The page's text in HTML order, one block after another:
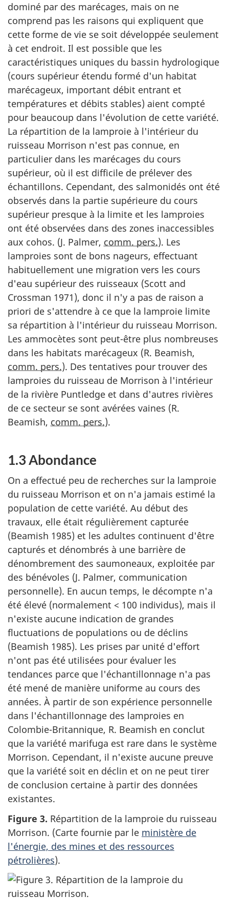
dominé par des marécages, mais on ne
comprend pas les raisons qui expliquent que
cette forme de vie se soit développée seulement
à cet endroit. Il est possible que les
caractéristiques uniques du bassin hydrologique
(cours supérieur étendu formé d'un habitat
marécageux, important débit entrant et
températures et débits stables) aient compté
pour beaucoup dans l'évolution de cette variété.
La répartition de la lamproie à l'intérieur du
ruisseau Morrison n'est pas connue, en
particulier dans les marécages du cours
supérieur, où il est difficile de prélever des
échantillons. Cependant, des salmonidés ont été
observés dans la partie supérieure du cours
supérieur presque à la limite et les lamproies
ont été observées dans des zones inaccessibles
aux cohos. (J. Palmer, comm. pers.). Les
lamproies sont de bons nageurs, effectuant
habituellement une migration vers les cours
d'eau supérieur des ruisseaux (Scott and
Crossman 1971), donc il n'y a pas de raison a
priori de s'attendre à ce que la lamproie limite
sa répartition à l'intérieur du ruisseau Morrison.
Les ammocètes sont peut-être plus nombreuses
dans les habitats marécageux (R. Beamish,
comm. pers.). Des tentatives pour trouver des
lamproies du ruisseau de Morrison à l'intérieur
de la rivière Puntledge et dans d'autres rivières
de ce secteur se sont avérées vaines (R.
Beamish, comm. pers.).
1.3 Abondance
On a effectué peu de recherches sur la lamproie
du ruisseau Morrison et on n'a jamais estimé la
population de cette variété. Au début des
travaux, elle était régulièrement capturée
(Beamish 1985) et les adultes continuent d'être
capturés et dénombrés à une barrière de
dénombrement des saumoneaux, exploitée par
des bénévoles (J. Palmer, communication
personnelle). En aucun temps, le décompte n'a
été élevé (normalement < 100 individus), mais il
n'existe aucune indication de grandes
fluctuations de populations ou de déclins
(Beamish 1985). Les prises par unité d'effort
n'ont pas été utilisées pour évaluer les
tendances parce que l'échantillonnage n'a pas
été mené de manière uniforme au cours des
années. À partir de son expérience personnelle
dans l'échantillonnage des lamproies en
Colombie-Britannique, R. Beamish en conclut
que la variété marifuga est rare dans le système
Morrison. Cependant, il n'existe aucune preuve
que la variété soit en déclin et on ne peut tirer
de conclusion certaine à partir des données
existantes.
Figure 3. Répartition de la lamproie du ruisseau
Morrison. (Carte fournie par le ministère de
l'énergie, des mines et des ressources
pétrolières).